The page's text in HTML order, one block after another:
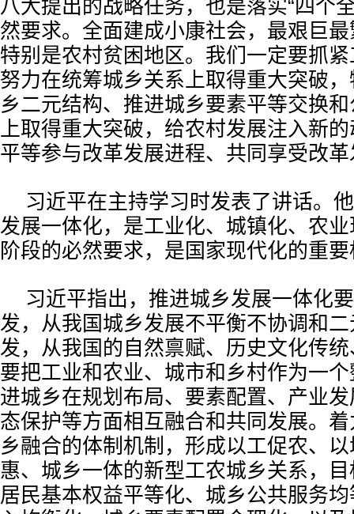
八大提出的战略任务，也是落实“四个
然要求。全面建成小康社会，最艰巨
特别是农村贫困地区。我们一定要抓
努力在统筹城乡关系上取得重大突破
乡二元结构、推进城乡要素平等交换
上取得重大突破，给农村发展注入新
平等参与改革发展进程、共同享受改
习近平在主持学习时发表了讲话。
发展一体化，是工业化、城镇化、农
阶段的必然要求，是国家现代化的重
习近平指出，推进城乡发展一体化
发，从我国城乡发展不平衡不协调和
发，从我国的自然禀赋、历史文化传
要把工业和农业、城市和乡村作为一
进城乡在规划布局、要素配置、产业
态保护等方面相互融合和共同发展。
乡融合的体制机制，形成以工促农、
惠、城乡一体的新型工农城乡关系，
居民基本权益平等化、城乡公共服务